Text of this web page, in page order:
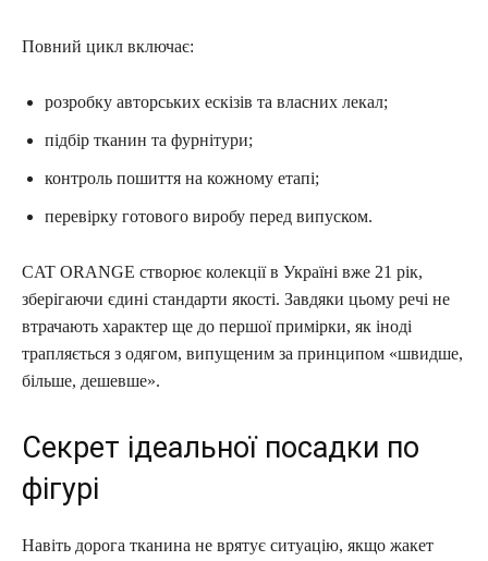
Повний цикл включає:
розробку авторських ескізів та власних лекал;
підбір тканин та фурнітури;
контроль пошиття на кожному етапі;
перевірку готового виробу перед випуском.
CAT ORANGE створює колекції в Україні вже 21 рік,
зберігаючи єдині стандарти якості. Завдяки цьому речі не
втрачають характер ще до першої примірки, як іноді
трапляється з одягом, випущеним за принципом «швидше,
більше, дешевше».
Секрет ідеальної посадки по
фігурі
Навіть дорога тканина не врятує ситуацію, якщо жакет